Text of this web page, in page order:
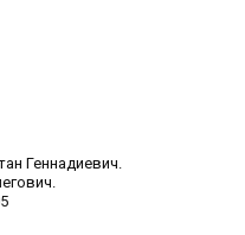
Геннадиевич.